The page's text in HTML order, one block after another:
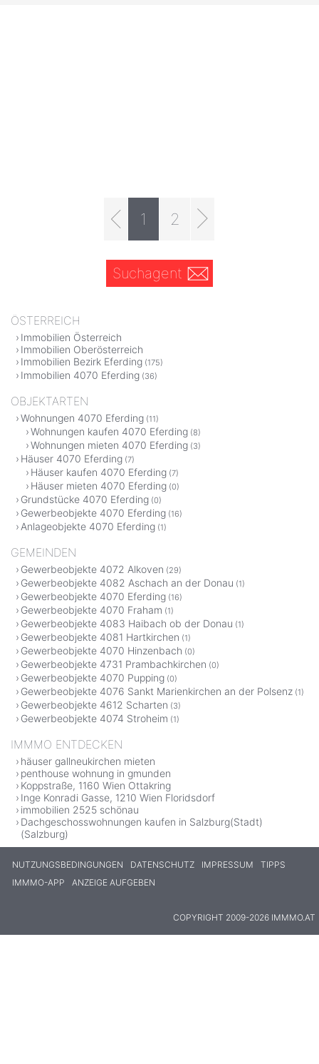
1 2
Suchagent
ÖSTERREICH
Immobilien Österreich
Immobilien Oberösterreich
Immobilien Bezirk Eferding (175)
Immobilien 4070 Eferding (36)
OBJEKTARTEN
Wohnungen 4070 Eferding (11)
Wohnungen kaufen 4070 Eferding (8)
Wohnungen mieten 4070 Eferding (3)
Häuser 4070 Eferding (7)
Häuser kaufen 4070 Eferding (7)
Häuser mieten 4070 Eferding (0)
Grundstücke 4070 Eferding (0)
Gewerbeobjekte 4070 Eferding (16)
Anlageobjekte 4070 Eferding (1)
GEMEINDEN
Gewerbeobjekte 4072 Alkoven (29)
Gewerbeobjekte 4082 Aschach an der Donau (1)
Gewerbeobjekte 4070 Eferding (16)
Gewerbeobjekte 4070 Fraham (1)
Gewerbeobjekte 4083 Haibach ob der Donau (1)
Gewerbeobjekte 4081 Hartkirchen (1)
Gewerbeobjekte 4070 Hinzenbach (0)
Gewerbeobjekte 4731 Prambachkirchen (0)
Gewerbeobjekte 4070 Pupping (0)
Gewerbeobjekte 4076 Sankt Marienkirchen an der Polsenz (1)
Gewerbeobjekte 4612 Scharten (3)
Gewerbeobjekte 4074 Stroheim (1)
IMMMO ENTDECKEN
häuser gallneukirchen mieten
penthouse wohnung in gmunden
Koppstraße, 1160 Wien Ottakring
Inge Konradi Gasse, 1210 Wien Floridsdorf
immobilien 2525 schönau
Dachgeschosswohnungen kaufen in Salzburg(Stadt)
(Salzburg)
NUTZUNGSBEDINGUNGEN DATENSCHUTZ IMPRESSUM
TIPPS
IMMMO-APP
ANZEIGE AUFGEBEN
COPYRIGHT 2009-2026 IMMMO.AT